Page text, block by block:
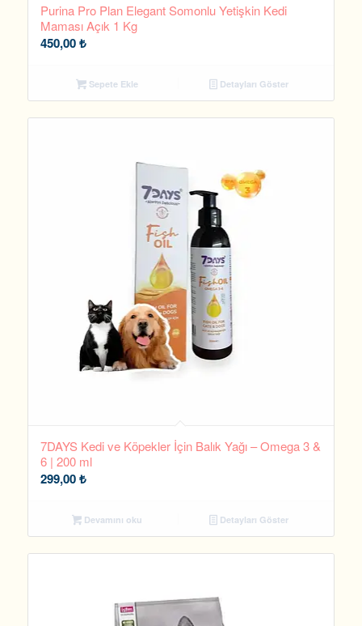
Purina Pro Plan Elegant Somonlu Yetişkin Kedi
Maması Açık 1 Kg
450,00₺
Sepete Ekle Detayları Göster
7DAYS Kedi ve Köpekler İçin Balık Yağı – Omega 3 &
6 | 200 ml
299,00₺
Devamını oku Detayları Göster